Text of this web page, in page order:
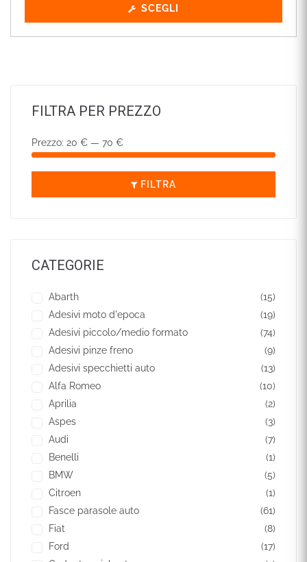
SCEGLI
FILTRA PER PREZZO
FILTRA
Prezzo: 20 € — 70 €
CATEGORIE
Abarth
(15)
Adesivi moto d'epoca
(19)
Adesivi piccolo/medio formato
(74)
Adesivi pinze freno
(9)
Adesivi specchietti auto
(13)
Alfa Romeo
(10)
Aprilia
(2)
Aspes
(3)
Audi
(7)
Benelli
(1)
BMW
(5)
Citroen
(1)
Fasce parasole auto
(61)
Fiat
(8)
Ford
(17)